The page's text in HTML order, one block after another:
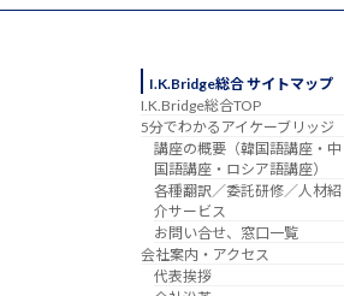
I.K.Bridge総合 サイトマップ
I.K.Bridge総合TOP
5分でわかるアイケーブリッジ
講座の概要（韓国語講座・中
国語講座・ロシア語講座）
各種翻訳／委託研修／人材紹
介サービス
お問い合せ、窓口一覧
会社案内・アクセス
代表挨拶